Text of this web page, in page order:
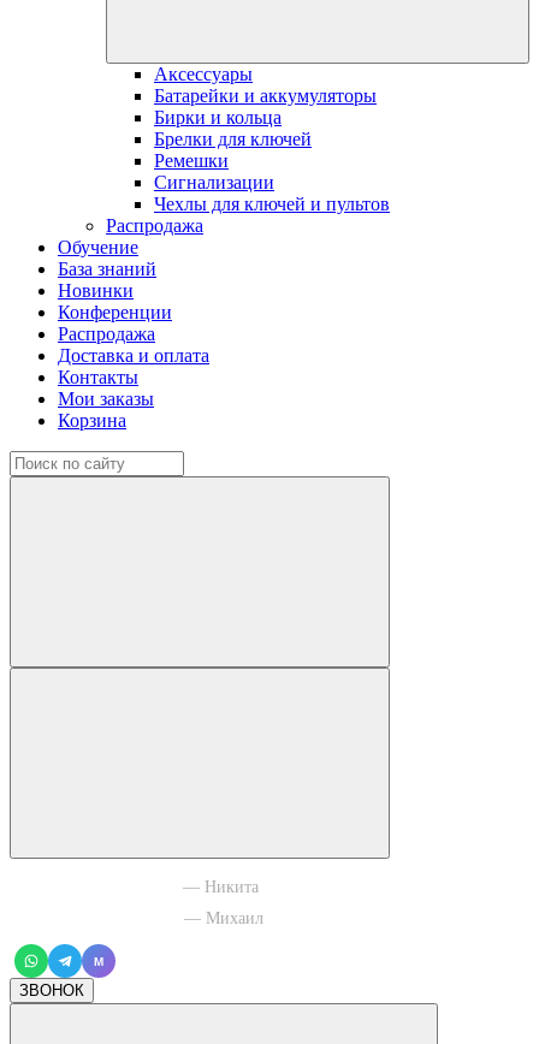
Аксессуары
Батарейки и аккумуляторы
Бирки и кольца
Брелки для ключей
Ремешки
Сигнализации
Чехлы для ключей и пультов
Распродажа
Обучение
База знаний
Новинки
Конференции
Распродажа
Доставка и оплата
Контакты
Мои заказы
Корзина
— Никита
— Михаил
M
ЗВОНОК